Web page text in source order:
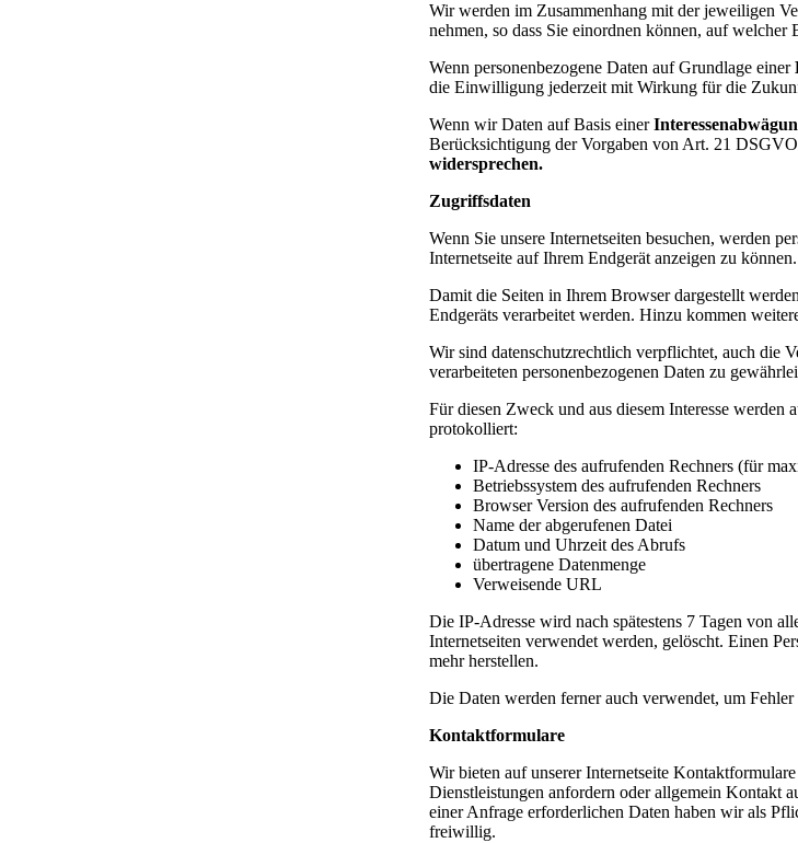
Wir werden im Zusammenhang mit der jeweiligen
nehmen, so dass Sie einordnen können, auf welcher
Wenn personenbezogene Daten auf Grundlage einer
die Einwilligung jederzeit mit Wirkung für die
Wenn wir Daten auf Basis einer
Berücksichtigung der Vorgaben von Art. 21
widersprechen.
Zugriffsdaten
Wenn Sie unsere Internetseiten besuchen, werden
Internetseite auf Ihrem Endgerät anzeigen zu können.
Damit die Seiten in Ihrem Browser dargestellt
Endgeräts verarbeitet werden. Hinzu kommen
Wir sind datenschutzrechtlich verpflichtet, auch die
verarbeiteten personenbezogenen Daten zu
Für diesen Zweck und aus diesem Interesse werden
protokolliert:
IP-Adresse des aufrufenden Rechners (für
Betriebssystem des aufrufenden Rechners
Browser Version des aufrufenden Rechners
Name der abgerufenen Datei
Datum und Uhrzeit des Abrufs
übertragene Datenmenge
Verweisende URL
Die IP-Adresse wird nach spätestens 7 Tagen von
Internetseiten verwendet werden, gelöscht. Einen
mehr herstellen.
Die Daten werden ferner auch verwendet, um
Kontaktformulare
Wir bieten auf unserer Internetseite
Dienstleistungen anfordern oder allgemein Kontakt
einer Anfrage erforderlichen Daten haben wir als
freiwillig.